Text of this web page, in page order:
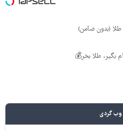
بگیر، طلا بخر💰
وب گردی